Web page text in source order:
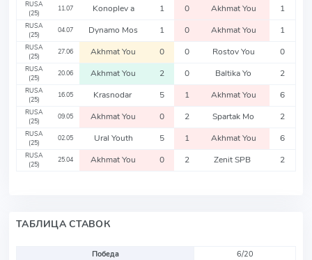
RUSA
(25)
11.07 Konoplev a 1 0 Akhmat You 1
RUSA
(25)
04.07 Dynamo Mos 1 0 Akhmat You 1
RUSA
(25)
27.06 Akhmat You 0 0 Rostov You 0
RUSA
(25)
20.06 Akhmat You 2 0 Baltika Yo 2
RUSA
(25)
16.05 Krasnodar 5 1 Akhmat You 6
RUSA
(25)
09.05 Akhmat You 0 2 Spartak Mo 2
RUSA
(25)
02.05 Ural Youth 5 1 Akhmat You 6
RUSA
(25)
25.04 Akhmat You 0 2 Zenit SPB 2
ТАБЛИЦА СТАВОК
Победа
6/20